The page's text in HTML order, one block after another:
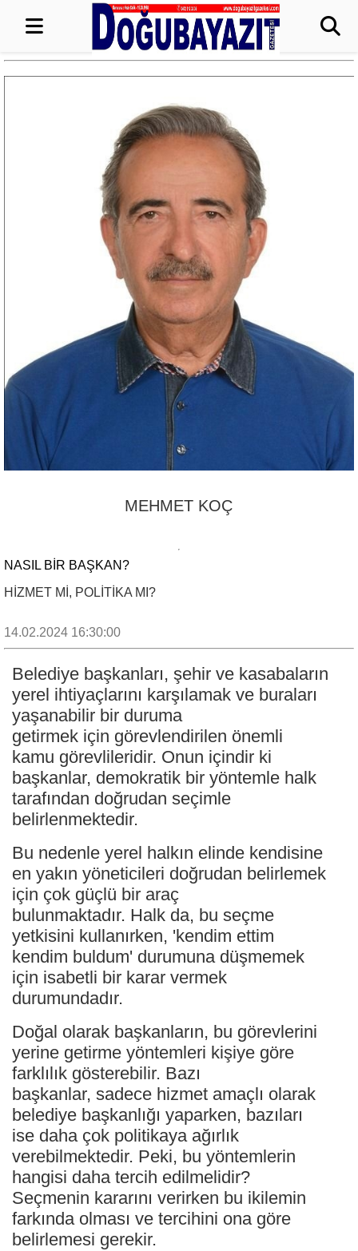
MEHMET KOÇ
NASIL BİR BAŞKAN?
HİZMET Mİ, POLİTİKA MI?
14.02.2024 16:30:00
Belediye başkanları, şehir ve kasabaların
yerel ihtiyaçlarını karşılamak ve buraları
yaşanabilir bir duruma
getirmek için görevlendirilen önemli
kamu görevlileridir. Onun içindir ki
başkanlar, demokratik bir yöntemle halk
tarafından doğrudan seçimle
belirlenmektedir.
Bu nedenle yerel halkın elinde kendisine
en yakın yöneticileri doğrudan belirlemek
için çok güçlü bir araç
bulunmaktadır. Halk da, bu seçme
yetkisini kullanırken, 'kendim ettim
kendim buldum' durumuna düşmemek
için isabetli bir karar vermek
durumundadır.
Doğal olarak başkanların, bu görevlerini
yerine getirme yöntemleri kişiye göre
farklılık gösterebilir. Bazı
başkanlar, sadece hizmet amaçlı olarak
belediye başkanlığı yaparken, bazıları
ise daha çok politikaya ağırlık
verebilmektedir. Peki, bu yöntemlerin
hangisi daha tercih edilmelidir?
Seçmenin kararını verirken bu ikilemin
farkında olması ve tercihini ona göre
belirlemesi gerekir.